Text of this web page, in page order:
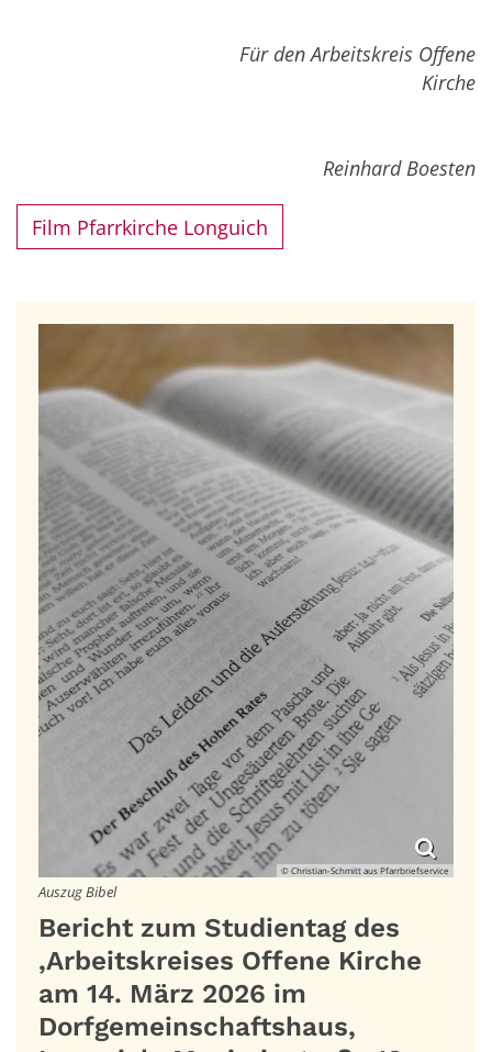
Für den Arbeitskreis Offene
Kirche
Reinhard Boesten
Film Pfarrkirche Longuich
© Christian-Schmitt aus Pfarrbriefservice
Auszug Bibel
Bericht zum Studientag des
‚Arbeitskreises Offene Kirche
am 14. März 2026 im
Dorfgemeinschaftshaus,